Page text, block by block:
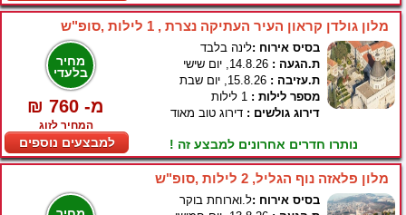
מלון גולדן קראון העיר העתיקה נצרת , 1 לילות ,סופ"ש
מחיר
בלעדי
₪ 760 -מ
המחיר לזוג
למבצעים נוספים
בסיס אירוח :לינה בלבד
ת.הגעה :
ת.עזיבה :
מספר לילות :
דירוג גולשים : דירוג טוב מאוד
נותרו חדרים אחרונים למבצע זה !
מלון פלאזה נוף הגליל, 2 לילות ,סופ"ש
בסיס אירוח :ל.וארוחת בוקר